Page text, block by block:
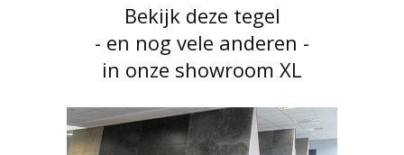
Bekijk deze tegel
- en nog vele anderen -
in onze showroom XL